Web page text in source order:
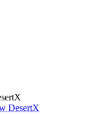
DesertX